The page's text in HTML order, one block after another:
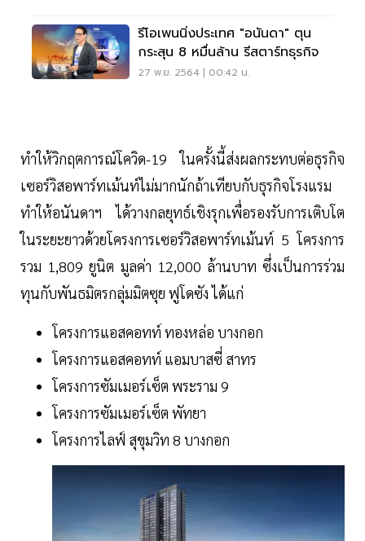
รีโอเพนนิ่งประเทศ "อนันดา" ตุน
กระสุน 8 หมื่นล้าน รีสตาร์ทธุรกิจ
27 พ.ย. 2564 | 00:42 น.
ทำให้วิกฤตการณ์โควิด-19 ในครั้งนี้ส่งผลกระทบต่อธุรกิจ
เซอร์วิสอพาร์ทเม้นท์ไม่มากนักถ้าเทียบกับธุรกิจโรงแรม
ทำให้อนันดาฯ ได้วางกลยุทธ์เชิงรุกเพื่อรองรับการเติบโต
ในระยะยาวด้วยโครงการเซอร์วิสอพาร์ทเม้นท์ 5 โครงการ
รวม 1,809 ยูนิต มูลค่า 12,000 ล้านบาท ซึ่งเป็นการร่วม
ทุนกับพันธมิตรกลุ่มมิตซุย ฟูโดซัง ได้แก่
โครงการแอสคอทท์ ทองหล่อ บางกอก
โครงการแอสคอทท์ แอมบาสซี่ สาทร
โครงการซัมเมอร์เซ็ต พระราม 9
โครงการซัมเมอร์เซ็ต พัทยา
โครงการไลฟ์ สุขุมวิท 8 บางกอก